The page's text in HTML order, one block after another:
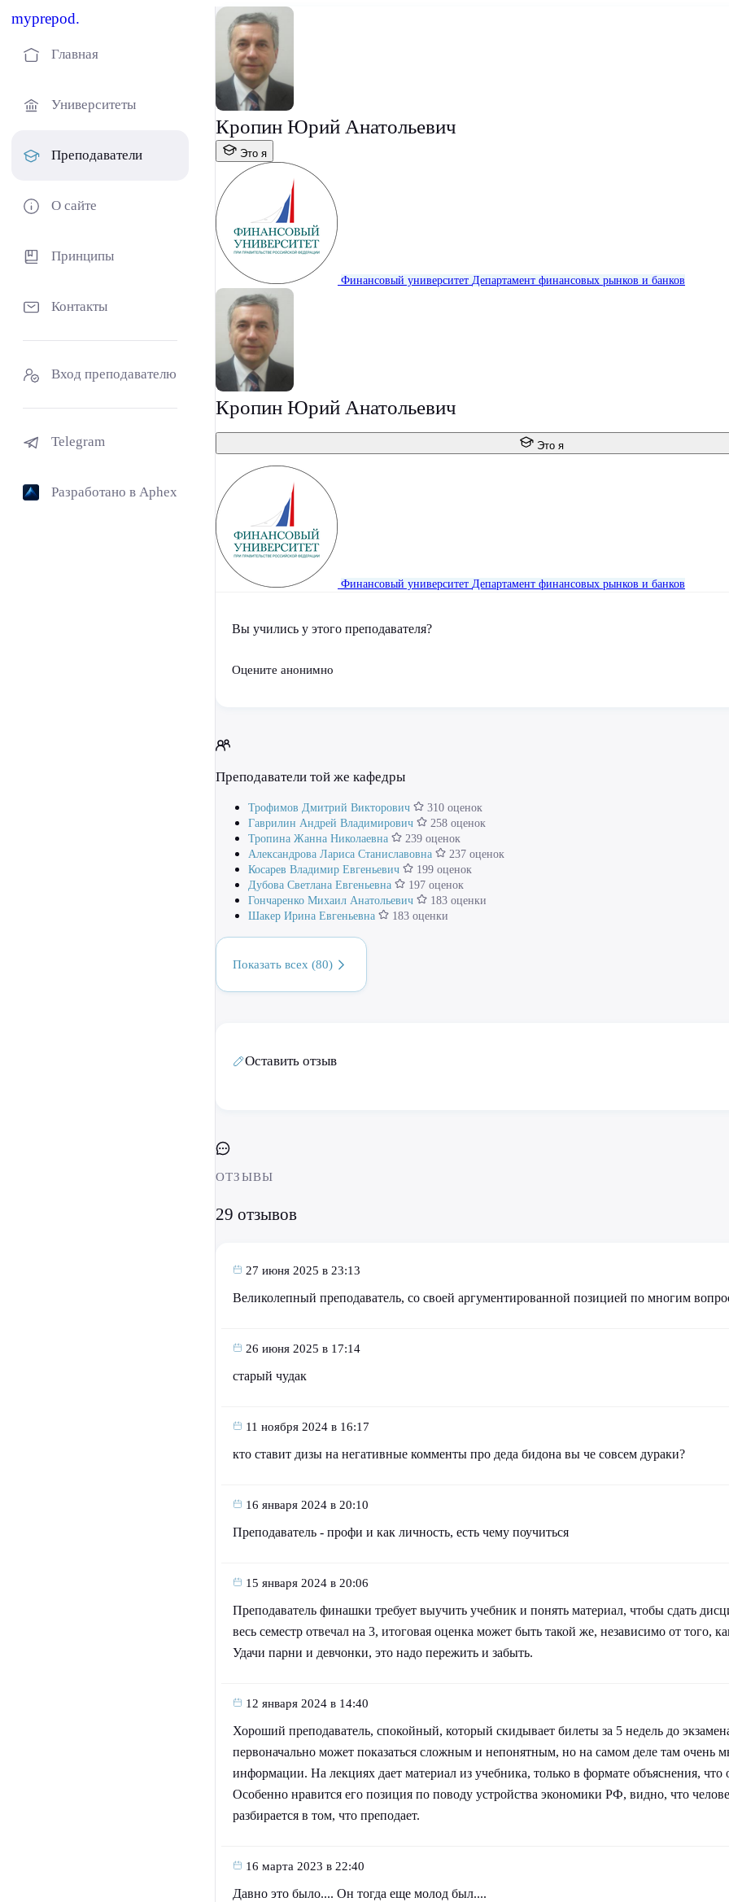
myprepod.
Главная
Университеты
Преподаватели
О сайте
Принципы
Контакты
Вход преподавателю
Telegram
Разработано в Aphex
Кропин Юрий Анатольевич
Это я
Финансовый университет Департамент финансовых рынков и банков
Кропин Юрий Анатольевич
Это я
Финансовый университет Департамент финансовых рынков и банков
Вы учились у этого преподавателя?
Оцените анонимно
Преподаватели той же кафедры
Трофимов Дмитрий Викторович
310 оценок
Гаврилин Андрей Владимирович
258 оценок
Тропина Жанна Николаевна
239 оценок
Александрова Лариса Станиславовна
237 оценок
Косарев Владимир Евгеньевич
199 оценок
Дубова Светлана Евгеньевна
197 оценок
Гончаренко Михаил Анатольевич
183 оценки
Шакер Ирина Евгеньевна
183 оценки
Показать всех (80)
Оставить отзыв
ОТЗЫВЫ
29 отзывов
27 июня 2025 в 23:13
Великолепный преподаватель, со своей аргументированной позицией по многим
26 июня 2025 в 17:14
старый чудак
11 ноября 2024 в 16:17
кто ставит дизы на негативные комменты про деда бидона вы че совсем дураки?
16 января 2024 в 20:10
Преподаватель - профи и как личность, есть чему поучиться
15 января 2024 в 20:06
Преподаватель финашки требует выучить учебник и понять материал, чтобы сдать
весь семестр отвечал на 3, итоговая оценка может быть такой же, независимо от того,
Удачи парни и девчонки, это надо пережить и забыть.
12 января 2024 в 14:40
Хороший преподаватель, спокойный, который скидывает билеты за 5 недель до
первоначально может показаться сложным и непонятным, но на самом деле там очень
информации. На лекциях дает материал из учебника, только в формате объяснения, что
Особенно нравится его позиция по поводу устройства экономики РФ, видно, что
разбирается в том, что преподает.
16 марта 2023 в 22:40
Давно это было.... Он тогда еще молод был....